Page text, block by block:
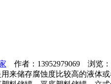
作者：13952979069 浏览：
来储存腐蚀度比较高的液体